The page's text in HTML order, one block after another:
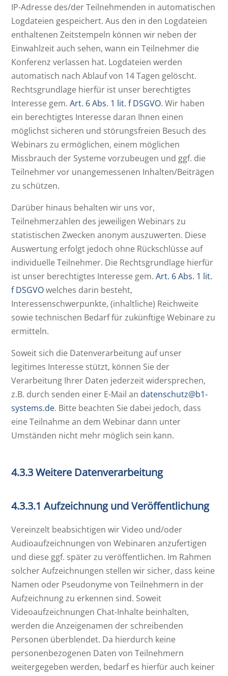
IP-Adresse des/der Teilnehmenden in automatischen
Logdateien gespeichert. Aus den in den Logdateien
enthaltenen Zeitstempeln können wir neben der
Einwahlzeit auch sehen, wann ein Teilnehmer die
Konferenz verlassen hat. Logdateien werden
automatisch nach Ablauf von 14 Tagen gelöscht.
Rechtsgrundlage hierfür ist unser berechtigtes
Interesse gem.Art. 6 Abs. 1 lit. f DSGVO. Wir haben
ein berechtigtes Interesse daran Ihnen einen
möglichst sicheren und störungsfreien Besuch des
Webinars zu ermöglichen, einem möglichen
Missbrauch der Systeme vorzubeugen und ggf. die
Teilnehmer vor unangemessenen Inhalten/Beiträgen
zu schützen.
Darüber hinaus behalten wir uns vor,
Teilnehmerzahlen des jeweiligen Webinars zu
statistischen Zwecken anonym auszuwerten. Diese
Auswertung erfolgt jedoch ohne Rückschlüsse auf
individuelle Teilnehmer. Die Rechtsgrundlage hierfür
ist unser berechtigtes Interesse gem.Art. 6 Abs. 1 lit.
f DSGVOwelches darin besteht,
Interessenschwerpunkte, (inhaltliche) Reichweite
sowie technischen Bedarf für zukünftige Webinare zu
ermitteln.
Soweit sich die Datenverarbeitung auf unser
legitimes Interesse stützt, können Sie der
Verarbeitung Ihrer Daten jederzeit widersprechen,
z.B. durch senden einer E-Mail an datenschutz@b1-
systems.de. Bitte beachten Sie dabei jedoch, dass
eine Teilnahme an dem Webinar dann unter
Umständen nicht mehr möglich sein kann.
4.3.3 Weitere Datenverarbeitung
4.3.3.1 Aufzeichnung und Veröffentlichung
Vereinzelt beabsichtigen wir Video und/oder
Audioaufzeichnungen von Webinaren anzufertigen
und diese ggf. später zu veröffentlichen. Im Rahmen
solcher Aufzeichnungen stellen wir sicher, dass keine
Namen oder Pseudonyme von Teilnehmern in der
Aufzeichnung zu erkennen sind. Soweit
Videoaufzeichnungen Chat-Inhalte beinhalten,
werden die Anzeigenamen der schreibenden
Personen überblendet. Da hierdurch keine
personenbezogenen Daten von Teilnehmern
weitergegeben werden, bedarf es hierfür auch keiner